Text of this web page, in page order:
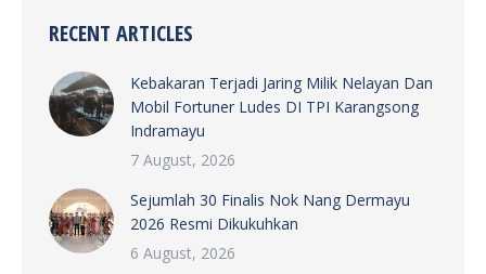
RECENT ARTICLES
Kebakaran Terjadi Jaring Milik Nelayan Dan
Mobil Fortuner Ludes DI TPI Karangsong
Indramayu
7 August, 2026
Sejumlah 30 Finalis Nok Nang Dermayu
2026 Resmi Dikukuhkan
6 August, 2026